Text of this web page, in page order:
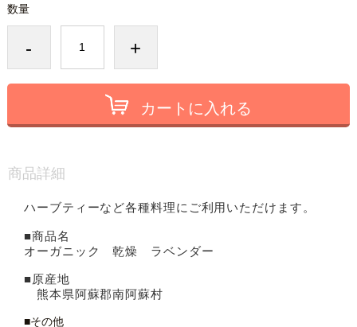
数量
- +
カートに入れる
商品詳細
ハーブティーなど各種料理にご利用いただけます。
■商品名
オーガニック 乾燥 ラベンダー
■原産地
熊本県阿蘇郡南阿蘇村
■その他